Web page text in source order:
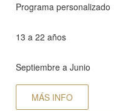
Programa personalizado
13 a 22 años
Septiembre a Junio
MÁS INFO